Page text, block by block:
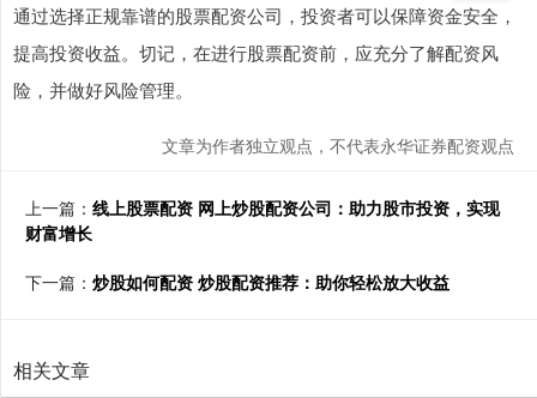
通过选择正规靠谱的股票配资公司，投资者可以保障资金安全，
提高投资收益。切记，在进行股票配资前，应充分了解配资风
险，并做好风险管理。
文章为作者独立观点，不代表永华证券配资观点
上一篇： 线上股票配资 网上炒股配资公司：助力股市投资，实现
财富增长
下一篇： 炒股如何配资 炒股配资推荐：助你轻松放大收益
相关文章